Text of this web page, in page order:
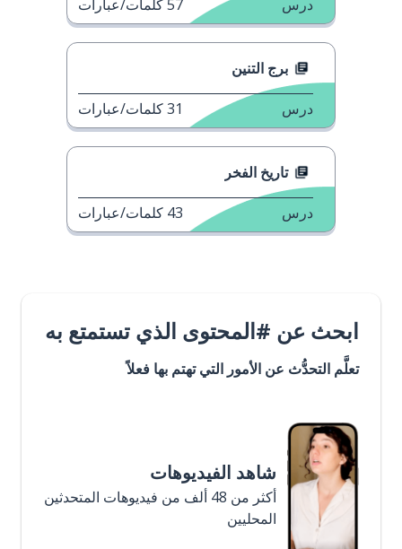
درس 57كلمات/عبارات
برج التنين
درس 31كلمات/عبارات
تاريخ الفخر
درس 43 كلمات/عبارات
ابحث عن #المحتوى الذي تستمتع به
تعلَّم التحدُّث عن الأمور التي تهتم بها فعلاً
شاهد الفيديوهات
أكثر من 48 ألف من فيديوهات المتحدثين
المحليين